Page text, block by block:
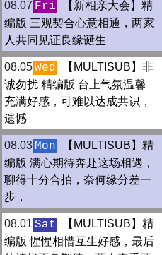
08.07 Fri
【新相亲大会】精
编版 三观契合心意相通，两家
人共同见证良缘诞生
08.05Wed
【MULTISUB】非
诚勿扰 精编版 台上气氛温馨
充满好感，可难以达成共识，
遗憾
08.03 Mon
【MULTISUB】精
编版 满心期待奔赴这场相遇，
聊得十分合拍，奈何缘分差一
步，
08.01 Sat
【MULTISUB】精
编版 惺惺相惜互生好感，最后